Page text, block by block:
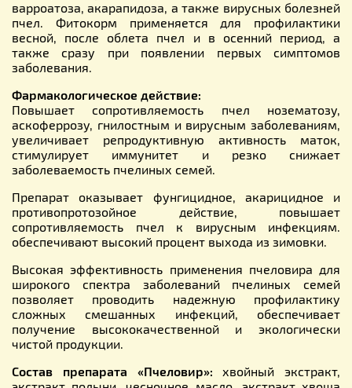
варроатоза, акарапидоза, а также вирусных болезней
пчел. Фитокорм применяется для профилактики
весной, после облета пчел и в осенний период, а
также сразу при появлении первых симптомов
заболевания.
Фармакологическое действие:
Повышает сопротивляемость пчел нозематозу,
аскоферрозу, гнилостным и вирусным заболеваниям,
увеличивает репродуктивную активность маток,
стимулирует иммунитет и резко снижает
заболеваемость пчелиных семей.
Препарат оказывает фунгицидное, акарицидное и
противопротозойное действие, повышает
сопротивляемость пчел к вирусным инфекциям.
обеспечивают высокий процент выхода из зимовки.
Высокая эффективность применения пчеловира для
широкого спектра заболеваний пчелиных семей
позволяет проводить надежную профилактику
сложных смешанных инфекций, обеспечивает
получение высококачественной и экологически
чистой продукции.
Состав препарата «Пчеловир»: хвойный экстракт,